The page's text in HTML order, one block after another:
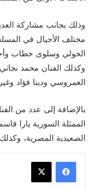
وذلك بجانب مشاركة
مختلف الأجيال في
الخولي وسلوى خطاب
وكذلك الفنان محمد
العمروسي ودينا فؤاد
بالإضافة إلى عدد من
الممثلة السورية يارا
الصعيدية المصرية،